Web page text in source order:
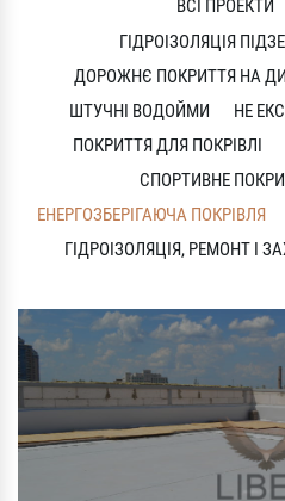
ВСІ ПРОЕКТИ
ГІДРОІЗОЛЯЦІЯ
ДОРОЖНЄ ПОКРИТТЯ НА
ШТУЧНІ ВОДОЙМИ
НЕ
ПОКРИТТЯ ДЛЯ ПОКРІВЛІ
СПОРТИВНЕ
ЕНЕРГОЗБЕРІГАЮЧА ПОКРІВЛЯ
ГІДРОІЗОЛЯЦІЯ, РЕМОНТ І